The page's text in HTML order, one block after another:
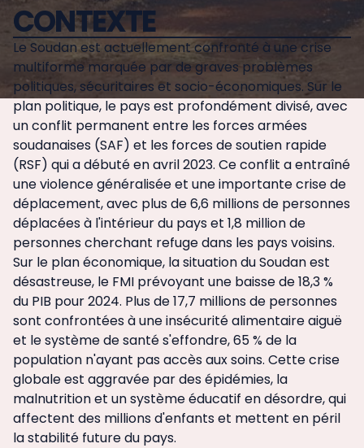
CONTEXTE
Le Soudan est actuellement confronté à une crise
multiforme marquée par de graves problèmes
politiques, sécuritaires et socio-économiques. Sur le
plan politique, le pays est profondément divisé, avec
un conflit permanent entre les forces armées
soudanaises (SAF) et les forces de soutien rapide
(RSF) qui a débuté en avril 2023. Ce conflit a entraîné
une violence généralisée et une importante crise de
déplacement, avec plus de 6,6 millions de personnes
déplacées à l'intérieur du pays et 1,8 million de
personnes cherchant refuge dans les pays voisins.
Sur le plan économique, la situation du Soudan est
désastreuse, le FMI prévoyant une baisse de 18,3 %
du PIB pour 2024. Plus de 17,7 millions de personnes
sont confrontées à une insécurité alimentaire aiguë
et le système de santé s'effondre, 65 % de la
population n'ayant pas accès aux soins. Cette crise
globale est aggravée par des épidémies, la
malnutrition et un système éducatif en désordre, qui
affectent des millions d'enfants et mettent en péril
la stabilité future du pays.